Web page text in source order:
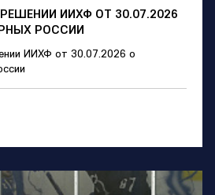
ИИХФ ОТ 30.07.2026
РОССИИ
ИИХФ от 30.07.2026 о